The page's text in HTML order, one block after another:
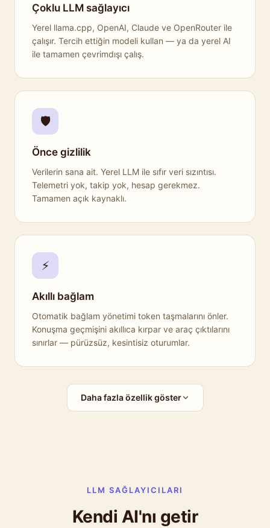
Çoklu LLM sağlayıcı
Yerel llama.cpp, OpenAI, Claude ve OpenRouter ile
çalışır. Tercih ettiğin modeli kullan — ya da yerel AI
ile tamamen çevrimdışı çalış.
🛡️
Önce gizlilik
Verilerin sana ait. Yerel LLM ile sıfır veri sızıntısı.
Telemetri yok, takip yok, hesap gerekmez.
Tamamen açık kaynaklı.
⚡
Akıllı bağlam
Otomatik bağlam yönetimi token taşmalarını önler.
Konuşma geçmişini akıllıca kırpar ve araç çıktılarını
sınırlar — pürüzsüz, kesintisiz oturumlar.
Daha fazla özellik göster
LLM SAĞLAYICILARI
Kendi AI'nı getir